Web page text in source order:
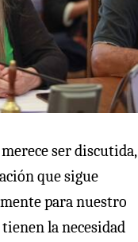
ser discutida,
que sigue
para nuestro
la necesidad